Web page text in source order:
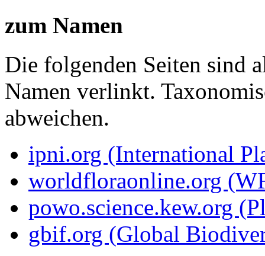
zum Namen
Die folgenden Seiten sind
Namen verlinkt.
abweichen.
ipni.org (International
worldfloraonline.org
powo.science.kew.org
gbif.org (Global